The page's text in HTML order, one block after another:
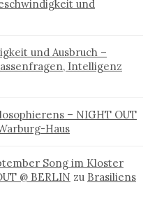
und
und Ausbruch –
Intelligenz
– NIGHT OUT
Haus
Song im Kloster
@ BERLIN zu Brasiliens